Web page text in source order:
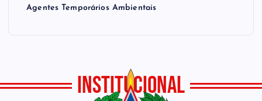
Agentes Temporários Ambientais
INSTITUCIONAL